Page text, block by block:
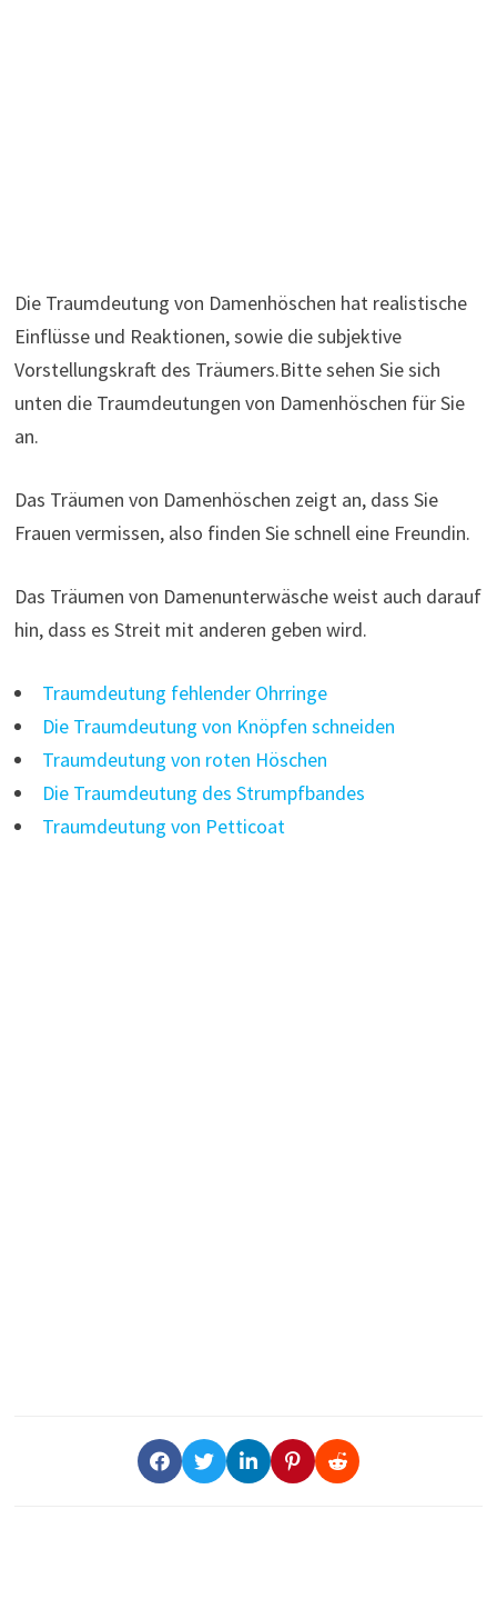
Die Traumdeutung von Damenhöschen hat realistische
Einflüsse und Reaktionen, sowie die subjektive
Vorstellungskraft des Träumers.Bitte sehen Sie sich
unten die Traumdeutungen von Damenhöschen für Sie
an.
Das Träumen von Damenhöschen zeigt an, dass Sie
Frauen vermissen, also finden Sie schnell eine Freundin.
Das Träumen von Damenunterwäsche weist auch darauf
hin, dass es Streit mit anderen geben wird.
Traumdeutung fehlender Ohrringe
Die Traumdeutung von Knöpfen schneiden
Traumdeutung von roten Höschen
Die Traumdeutung des Strumpfbandes
Traumdeutung von Petticoat